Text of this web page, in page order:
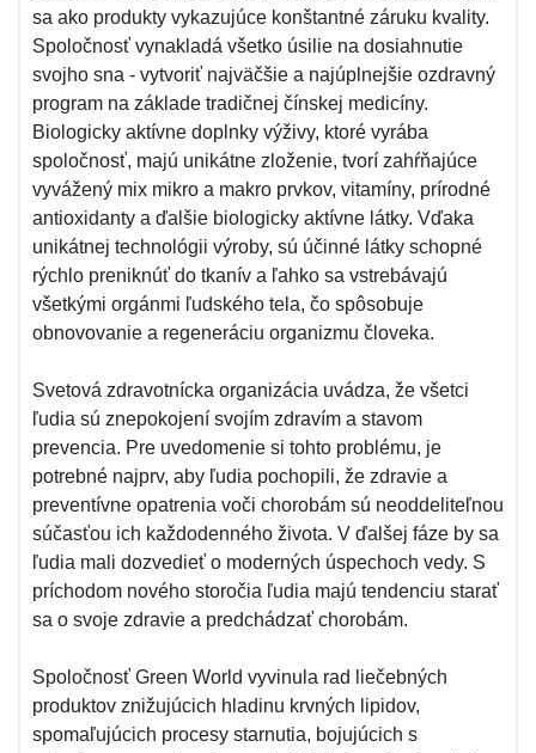
sa ako produkty vykazujúce konštantné záruku kvality.
Spoločnosť vynakladá všetko úsilie na dosiahnutie
svojho sna - vytvoriť najväčšie a najúplnejšie ozdravný
program na základe tradičnej čínskej medicíny.
Biologicky aktívne doplnky výživy, ktoré vyrába
spoločnosť, majú unikátne zloženie, tvorí zahŕňajúce
vyvážený mix mikro a makro prvkov, vitamíny, prírodné
antioxidanty a ďalšie biologicky aktívne látky. Vďaka
unikátnej technológii výroby, sú účinné látky schopné
rýchlo preniknúť do tkanív a ľahko sa vstrebávajú
všetkými orgánmi ľudského tela, čo spôsobuje
obnovovanie a regeneráciu organizmu človeka.
Svetová zdravotnícka organizácia uvádza, že všetci
ľudia sú znepokojení svojím zdravím a stavom
prevencia. Pre uvedomenie si tohto problému, je
potrebné najprv, aby ľudia pochopili, že zdravie a
preventívne opatrenia voči chorobám sú neoddeliteľnou
súčasťou ich každodenného života. V ďalšej fáze by sa
ľudia mali dozvedieť o moderných úspechoch vedy. S
príchodom nového storočia ľudia majú tendenciu starať
sa o svoje zdravie a predchádzať chorobám.
Spoločnosť Green World vyvinula rad liečebných
produktov znižujúcich hladinu krvných lipidov,
spomaľujúcich procesy starnutia, bojujúcich s